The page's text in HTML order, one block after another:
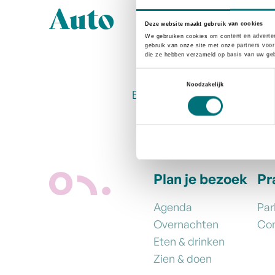
Deze website maakt gebruik van cookies
We gebruiken cookies om content en
gebruik van onze site met onze partners
die ze hebben verzameld op basis van uw
Noodzakelijk
Auto
Bilzen is goed bereikbaar
Plan je bezoek
Agenda
Overnachten
Eten & drinken
Zien & doen